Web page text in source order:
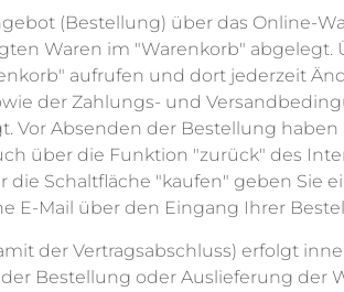
(Bestellung) über das Online-
Waren im "Warenkorb"
aufrufen und dort jederzeit
der Zahlungs- und
Vor Absenden der Bestellung
über die Funktion "zurück" des
Schaltfläche "kaufen" geben Sie
E-Mail über den Eingang Ihrer
der Vertragsabschluss) erfolgt
Bestellung oder Auslieferung der